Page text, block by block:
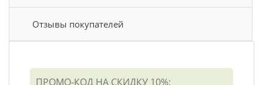
Отзывы покупателей
ПРОМО-КОД НА СКИДКУ 10%: